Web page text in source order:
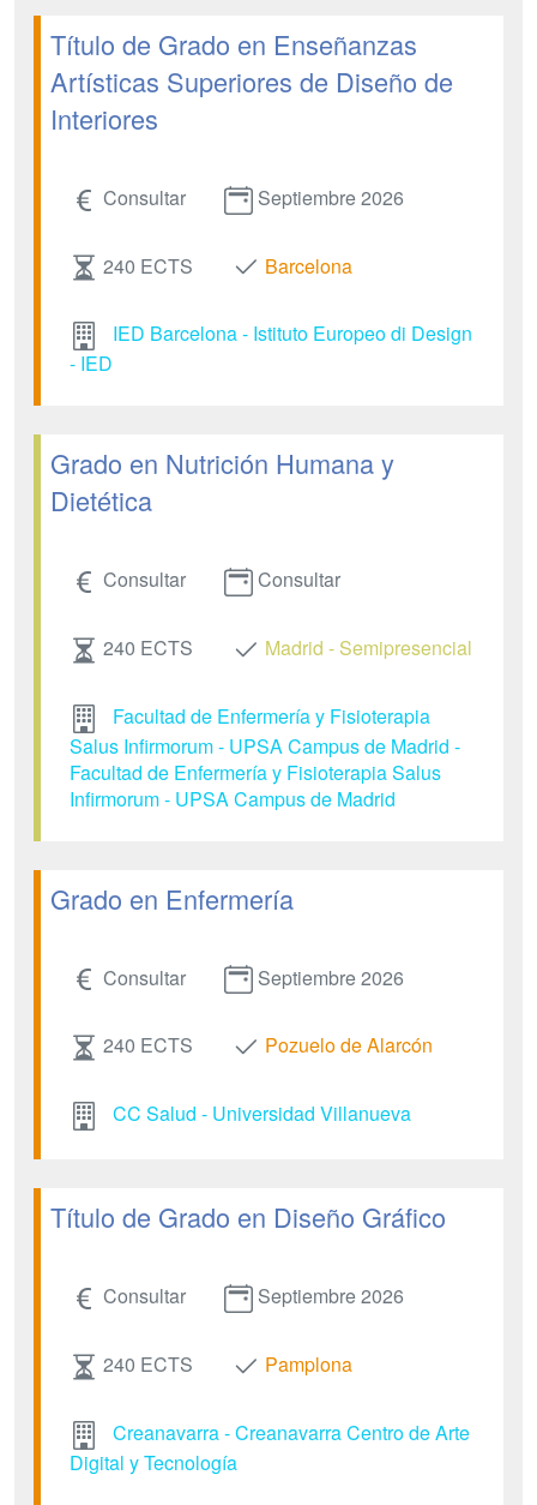
Título de Grado en Enseñanzas
Artísticas Superiores de Diseño de
Interiores
Consultar Septiembre 2026
240 ECTS Barcelona
IED Barcelona - Istituto Europeo di Design
- IED
Grado en Nutrición Humana y
Dietética
Consultar Consultar
240 ECTS Madrid - Semipresencial
Facultad de Enfermería y Fisioterapia
Salus Infirmorum - UPSA Campus de Madrid -
Facultad de Enfermería y Fisioterapia Salus
Infirmorum - UPSA Campus de Madrid
Grado en Enfermería
Consultar Septiembre 2026
240 ECTS Pozuelo de Alarcón
CC Salud - Universidad Villanueva
Título de Grado en Diseño Gráfico
Consultar Septiembre 2026
240 ECTS Pamplona
Creanavarra - Creanavarra Centro de Arte
Digital y Tecnología